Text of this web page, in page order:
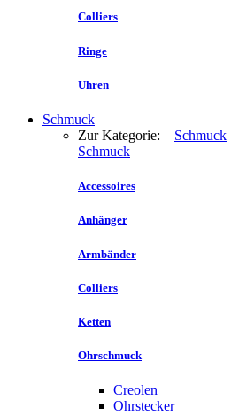
Colliers
Ringe
Uhren
Schmuck
Zur Kategorie: Schmuck
Schmuck
Accessoires
Anhänger
Armbänder
Colliers
Ketten
Ohrschmuck
Creolen
Ohrstecker